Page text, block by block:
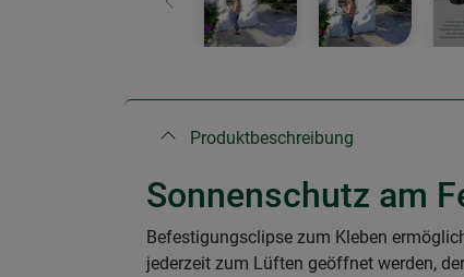
Zurück
Produktbeschreibung
Sonnenschutz am
Befestigungsclipse zum Kleben
jederzeit zum Lüften geöffnet werden,